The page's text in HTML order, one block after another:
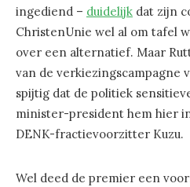
ingediend – duidelijk dat zijn
ChristenUnie wel al om tafel
over een alternatief. Maar
van de verkiezingscampagne
spijtig dat de politiek
minister-president hem hier
DENK-fractievoorzitter Kuzu.
Wel deed de premier een